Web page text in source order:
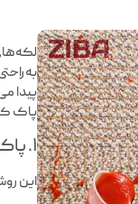
پاک
۱. پاک کردن لکه سس از فرش با آب سرد
این